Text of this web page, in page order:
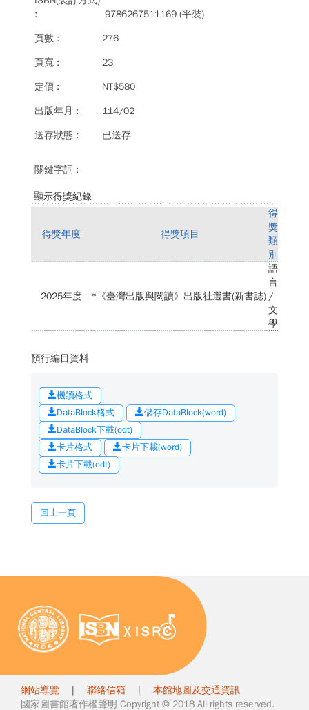
9786267511169 (平裝)
276
23
NT$580
114/02
已送存
顯示得獎紀錄
得獎年度 得獎項目
得
獎
類
別
2025年度 *《臺灣出版與閱讀》出版社選書(新書誌)
語
言
/
文
學
預行編目資料
機讀格式
DataBlock格式
儲存DataBlock(word)
DataBlock下載(odt)
卡片格式
卡片下載(word)
卡片下載(odt)
回上一頁
網站導覽 | 聯絡信箱 | 本館地圖及交通資訊
國家圖書館著作權聲明 Copyright © 2018 All rights reserved.